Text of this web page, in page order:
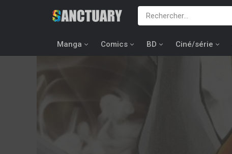
Manga Comics BD Ciné/série